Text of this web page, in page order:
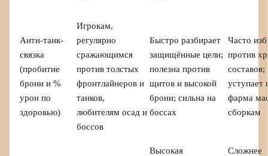
Анти-танк-
связка
(пробитие
брони и %
урон по
здоровью)
Игрокам,
регулярно
сражающимся
против толстых
фронтлайнеров и
танков,
любителям осад и
боссов
Быстро разбирает
защищённые цели;
полезна против
щитов и высокой
брони; сильна на
боссах
Часто
против
составов;
уступает
фарма
сборкам
Высокая
Сложнее